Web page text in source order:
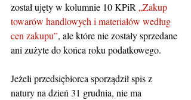
został ujęty w kolumnie 10 KPiR „Zakup
towarów handlowych i materiałów według
cen zakupu”, ale które nie zostały sprzedane
ani zużyte do końca roku podatkowego.
Jeżeli przedsiębiorca sporządził spis z
natury na dzień 31 grudnia, nie ma